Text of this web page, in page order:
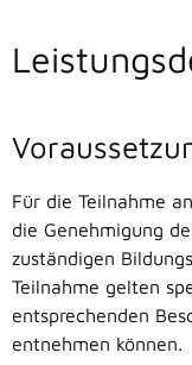
Für die Teilnahme
die Genehmigung
zuständigen
Teilnahme gelten
entsprechenden
entnehmen können.